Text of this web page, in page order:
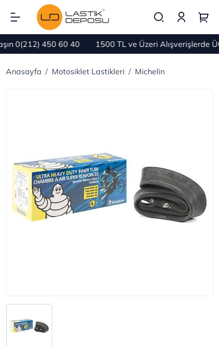
0(212) 450 60 40 1500 TL ve Üzeri Alışverişlerde
Anasayfa Motosiklet Lastikleri Michelin